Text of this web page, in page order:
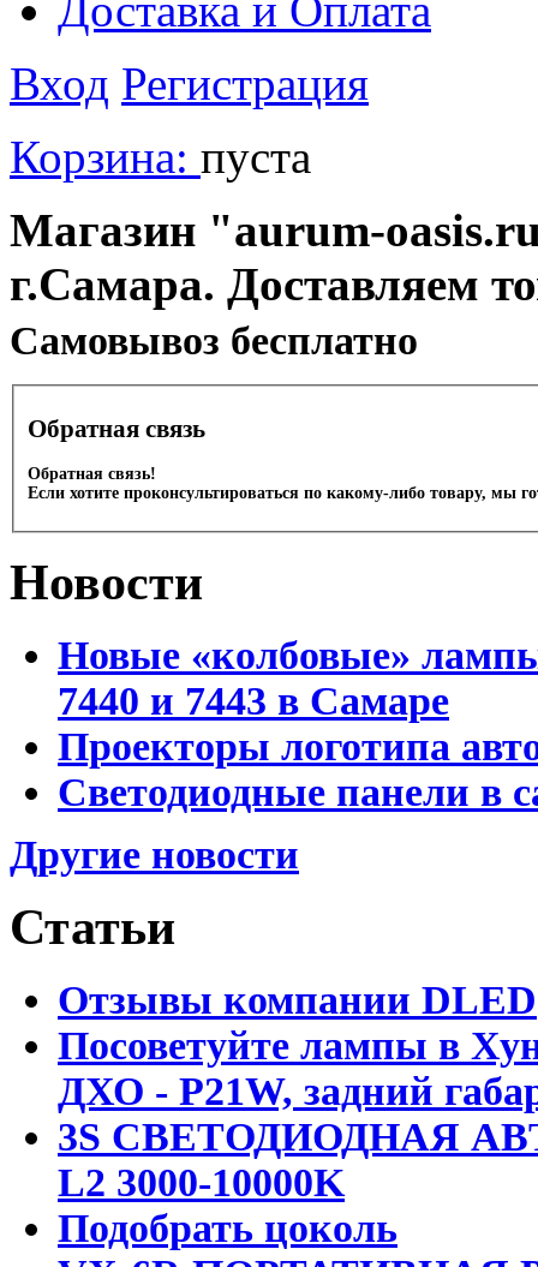
Доставка и Оплата
Вход Регистрация
Корзина: пуста
Магазин "aurum-
г.Самара. Доставляем
Cамовывоз бесплатно
Обратная связь
Обратная связь!
Если хотите проконсультироваться по какому-либо товару, мы
Новости
Новые «колбовые»
7440 и 7443 в Самаре
Проекторы логотипа
Светодиодные панели в
Другие новости
Статьи
Отзывы компании DLED
Посоветуйте лампы в
ДХО - P21W, задний
3S СВЕТОДИОДНАЯ
L2 3000-10000K
Подобрать цоколь